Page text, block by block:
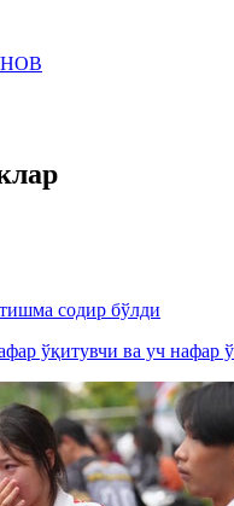
содир бўлди
ўқитувчи ва уч нафар